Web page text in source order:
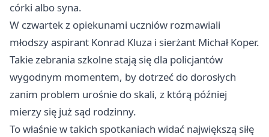
córki albo syna.
W czwartek z opiekunami uczniów rozmawiali
młodszy aspirant Konrad Kluza i sierżant Michał Koper.
Takie zebrania szkolne stają się dla policjantów
wygodnym momentem, by dotrzeć do dorosłych
zanim problem urośnie do skali, z którą później
mierzy się już sąd rodzinny.
To właśnie w takich spotkaniach widać największą siłę